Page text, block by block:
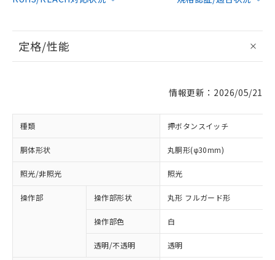
定格/性能
情報更新：2026/05/21
種類 押ボタンスイッチ
胴体形状 丸胴形(φ30mm)
照光/非照光 照光
操作部 操作部形状 丸形 フルガード形
操作部色 白
透明/不透明 透明